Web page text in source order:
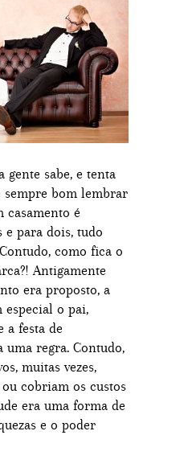
gente sabe, e tenta
sempre bom lembrar
casamento é
para dois, tudo
como fica o
Antigamente
era proposto, a
o pai,
a festa de
uma regra. Contudo,
muitas vezes,
cobriam os custos
era uma forma de
e o poder